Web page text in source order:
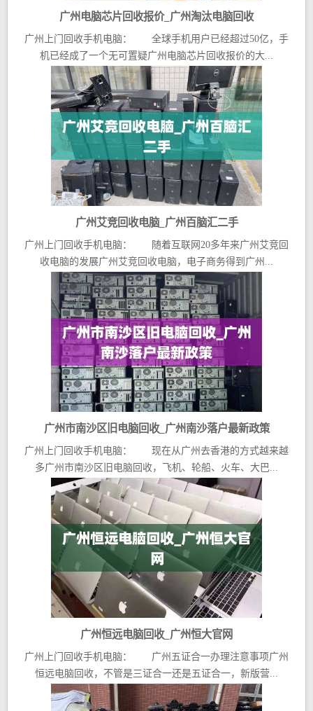
广州电脑芯片回收报价_广州淘汰电脑回收
广州上门回收手机电脑： 全球手机用户已经超过50亿，手
机已经成了一个无可置疑广州电脑芯片回收报价的大...
广州艾竞回收电脑_广州百脑汇二手
广州上门回收手机电脑： 随着互联网20多年来广州艾竞回
收电脑的发展广州艾竞回收电脑，电子商务得到广州...
广州市南沙区旧电脑回收_广州南沙落户最新政策
广州上门回收手机电脑： 现在从广州去香港的方式越来越
多广州市南沙区旧电脑回收，飞机、轮船、火车、大巴...
广州恒远电脑回收_广州恒大官网
广州上门回收手机电脑： 广州五证合一办理注意事项广州
恒远电脑回收，不管是三证合一还是五证合一，新版营...